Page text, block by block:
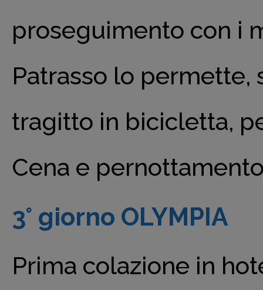
proseguimento con i
Patrasso lo
tragitto in bicicletta,
Cena e
3° giorno OLYMPIA
Prima colazione in